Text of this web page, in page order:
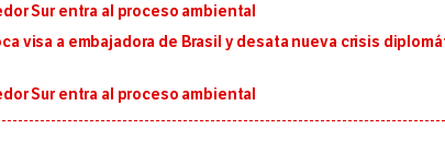
Sur entra al proceso ambiental
visa a embajadora de Brasil y desata nueva crisis
Sur entra al proceso ambiental